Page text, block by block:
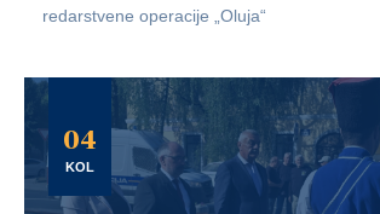
redarstvene operacije „Oluja“
04
KOL